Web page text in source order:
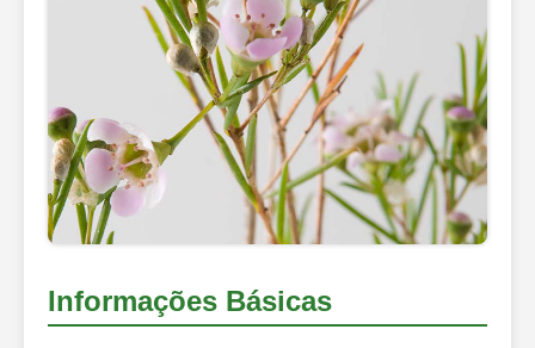
Informações Básicas